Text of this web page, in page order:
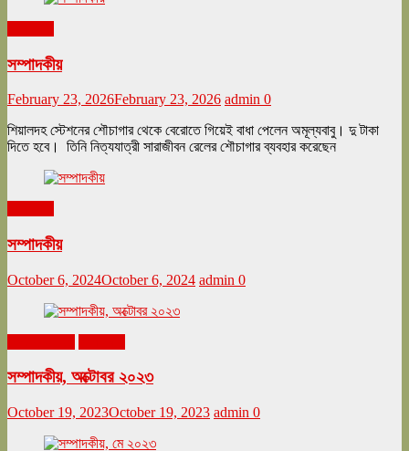
সম্পাদকীয়
February 23, 2026February 23, 2026 admin 0
শিয়ালদহ স্টেশনের শৌচাগার থেকে বেরোতে গিয়েই বাধা পেলেন অমূল্যবাবু। দু টাকা
দিতে হবে। তিনি নিত্যযাত্রী সারাজীবন রেলের শৌচাগার ব্যবহার করেছেন
সম্পাদকীয়
October 6, 2024October 6, 2024 admin 0
সম্পাদকীয়, অক্টোবর ২০২৩
October 19, 2023October 19, 2023 admin 0